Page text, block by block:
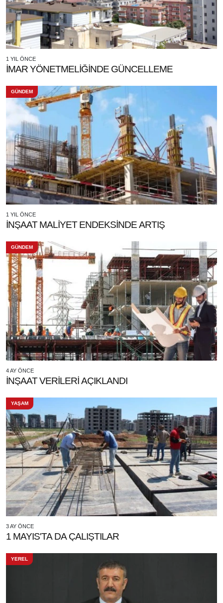
1 YIL ÖNCE
İMAR YÖNETMELİĞİNDE GÜNCELLEME
GÜNDEM
1 YIL ÖNCE
İNŞAAT MALİYET ENDEKSİNDE ARTIŞ
GÜNDEM
4 AY ÖNCE
İNŞAAT VERİLERİ AÇIKLANDI
YAŞAM
3 AY ÖNCE
1 MAYIS'TA DA ÇALIŞTILAR
YEREL